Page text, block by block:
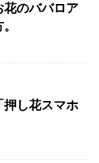
花のババロア
押し花スマホ